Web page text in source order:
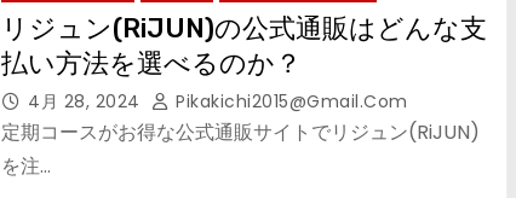
リジュン(RiJUN)の公式通販はどんな支
払い方法を選べるのか？
4月 28, 2024 Pikakichi2015@gmail.com
定期コースがお得な公式通販サイトでリジュン(RiJUN)
を注…